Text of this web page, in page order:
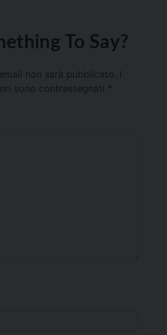
To Say?
non sarà pubblicato.
sono contrassegnati *